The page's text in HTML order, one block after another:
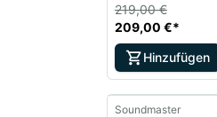
209,00 €*
219,00 €
Hinzufügen
Soundmaster